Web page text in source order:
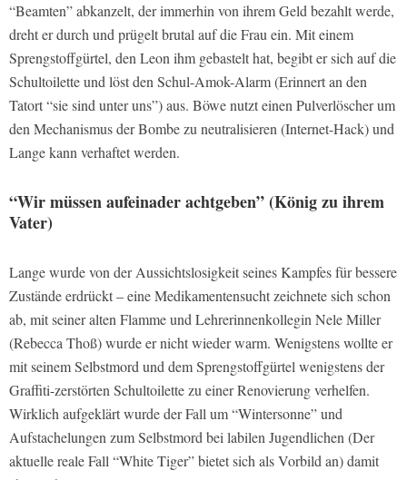
“Beamten” abkanzelt, der immerhin von ihrem Geld bezahlt werde,
dreht er durch und prügelt brutal auf die Frau ein. Mit einem
Sprengstoffgürtel, den Leon ihm gebastelt hat, begibt er sich auf die
Schultoilette und löst den Schul-Amok-Alarm (Erinnert an den
Tatort “sie sind unter uns”) aus. Böwe nutzt einen Pulverlöscher um
den Mechanismus der Bombe zu neutralisieren (Internet-Hack) und
Lange kann verhaftet werden.
“Wir müssen aufeinader achtgeben” (König zu ihrem
Vater)
Lange wurde von der Aussichtslosigkeit seines Kampfes für bessere
Zustände erdrückt – eine Medikamentensucht zeichnete sich schon
ab, mit seiner alten Flamme und Lehrerinnenkollegin Nele Miller
(Rebecca Thoß) wurde er nicht wieder warm. Wenigstens wollte er
mit seinem Selbstmord und dem Sprengstoffgürtel wenigstens der
Graffiti-zerstörten Schultoilette zu einer Renovierung verhelfen.
Wirklich aufgeklärt wurde der Fall um “Wintersonne” und
Aufstachelungen zum Selbstmord bei labilen Jugendlichen (Der
aktuelle reale Fall “White Tiger” bietet sich als Vorbild an) damit